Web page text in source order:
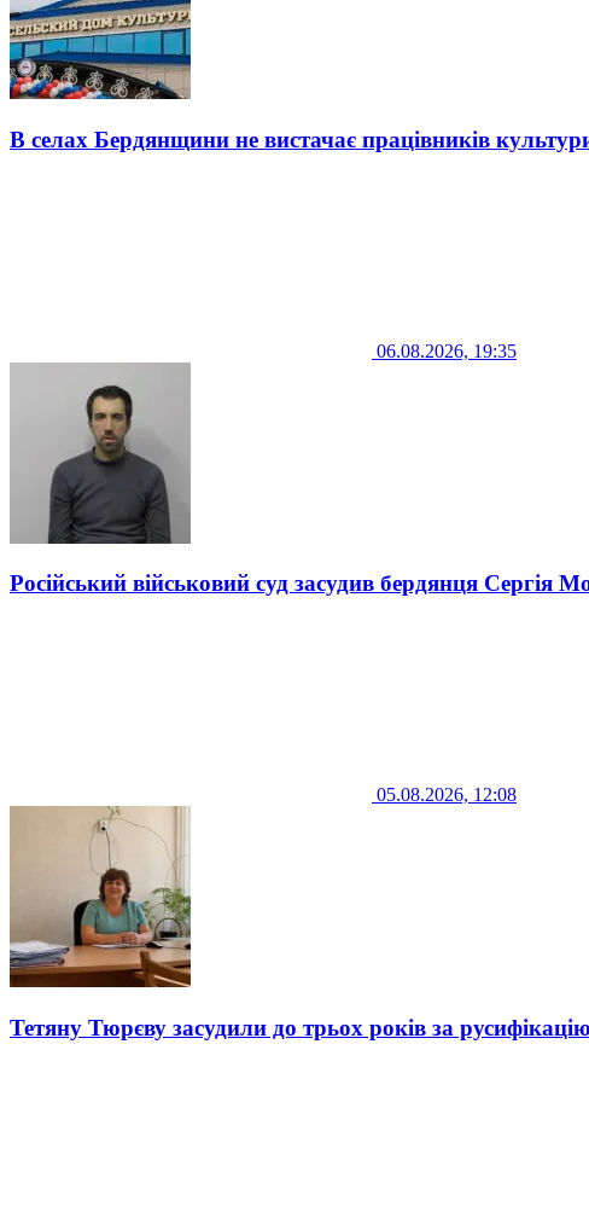
В селах Бердянщини не вистачає працівників
06.08.2026, 19:35
Російський військовий суд засудив бердянця Сергія
05.08.2026, 12:08
Тетяну Тюрєву засудили до трьох років за